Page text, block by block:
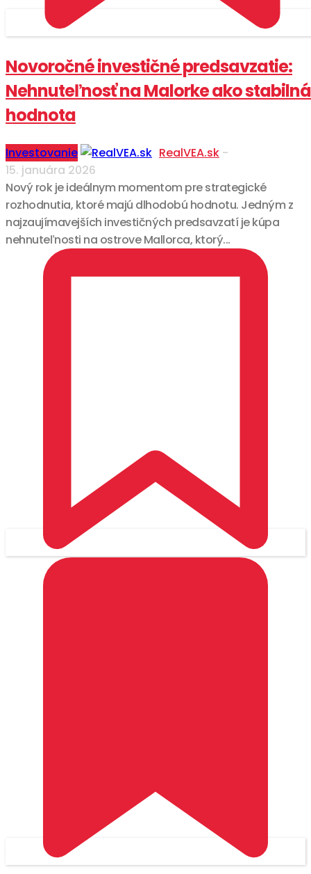
Novoročné investičné predsavzatie:
Nehnuteľnosť na Malorke ako stabilná
hodnota
Investovanie RealVEA.sk -
15. januára 2026
Nový rok je ideálnym momentom pre strategické
rozhodnutia, ktoré majú dlhodobú hodnotu. Jedným z
najzaujímavejších investičných predsavzatí je kúpa
nehnuteľnosti na ostrove Mallorca, ktorý...